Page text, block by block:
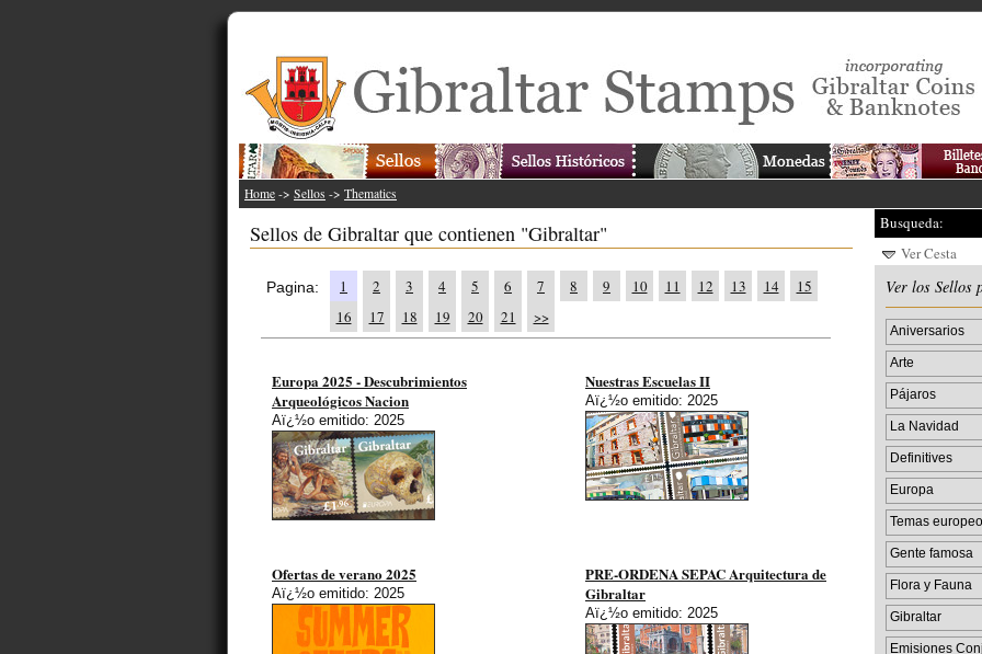
Home -> Sellos -> Thematics
Sellos de Gibraltar que contienen "Gibraltar"
Pagina: 1 2 3 4 5 6 7 8 9 10 11 12 13 14
15
16
17 18 19 20 21 >>
Europa 2025 - Descubrimientos
Arqueológicos Nacion
Aï¿½o emitido: 2025
Nuestras Escuelas II
Aï¿½o emitido: 2025
Ofertas de verano 2025
Aï¿½o emitido: 2025
PRE-ORDENA SEPAC Arquitectura de
Gibraltar
Aï¿½o emitido: 2025
Busqueda:
Ver Cesta
Ver los Sellos
Aniversarios
Arte
Pájaros
La Navidad
Definitives
Europa
Temas
Gente famosa
Flora y Fauna
Gibraltar
Emisiones